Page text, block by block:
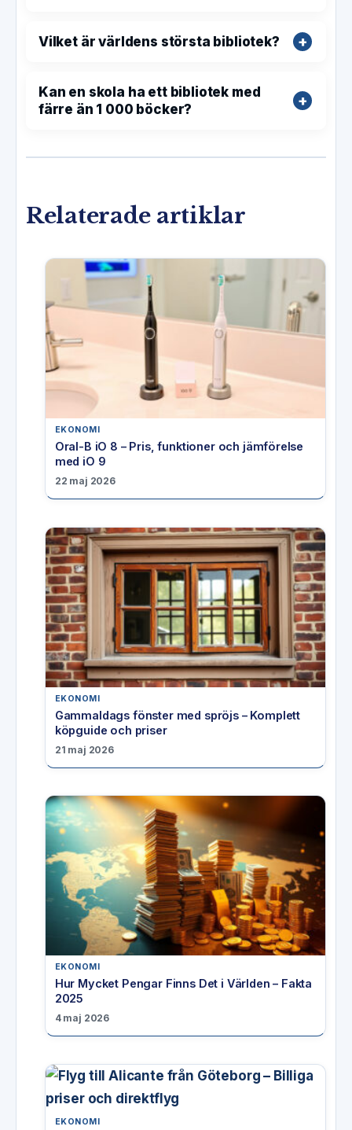
Vilket är världens största bibliotek?
Kan en skola ha ett bibliotek med
färre än 1 000 böcker?
Relaterade artiklar
EKONOMI
Oral-B iO 8 – Pris, funktioner och jämförelse
med iO 9
22 maj 2026
EKONOMI
Gammaldags fönster med spröjs – Komplett
köpguide och priser
21 maj 2026
EKONOMI
Hur Mycket Pengar Finns Det i Världen – Fakta
2025
4 maj 2026
EKONOMI